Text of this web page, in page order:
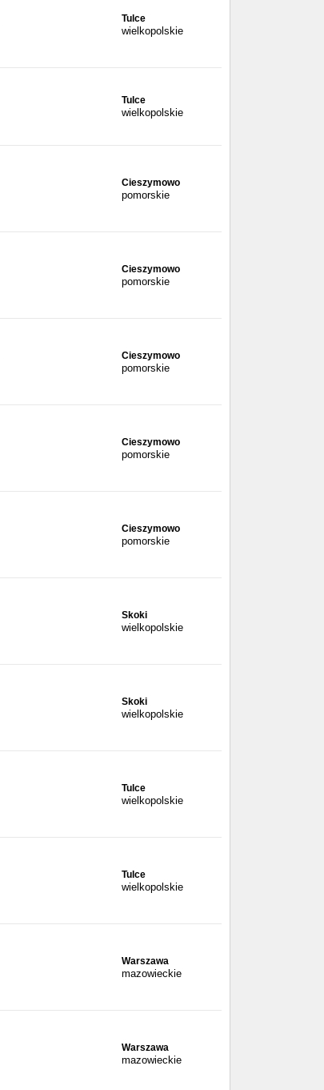
Tulce
wielkopolskie
Tulce
wielkopolskie
Cieszymowo
pomorskie
Cieszymowo
pomorskie
Cieszymowo
pomorskie
Cieszymowo
pomorskie
Cieszymowo
pomorskie
Skoki
wielkopolskie
Skoki
wielkopolskie
Tulce
wielkopolskie
Tulce
wielkopolskie
Warszawa
mazowieckie
Warszawa
mazowieckie